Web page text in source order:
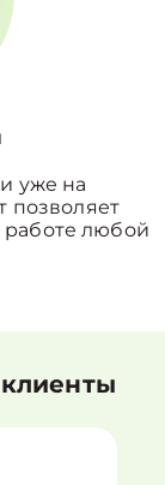
уже на
позволяет
работе любой